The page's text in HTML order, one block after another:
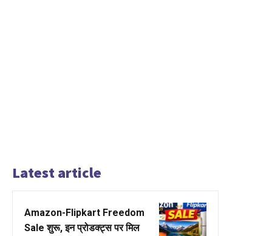
Latest article
Amazon-Flipkart Freedom
Sale शुरू, इन प्रोडक्ट्स पर मिल